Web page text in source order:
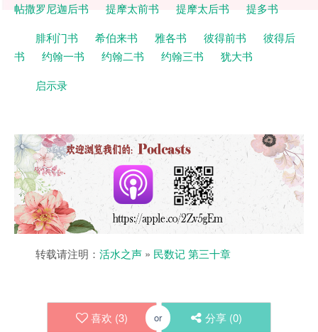
帖撒罗尼迦后书
提摩太前书 提摩太后书
提多书
腓利门书
希伯来书 雅各书 彼得前书
彼得后
书
约翰一书 约翰二书 约翰三书
犹大书
启示录
转载请注明： 活水之声 » 民数记 第三十章
喜欢 (3) or 分享 (0)